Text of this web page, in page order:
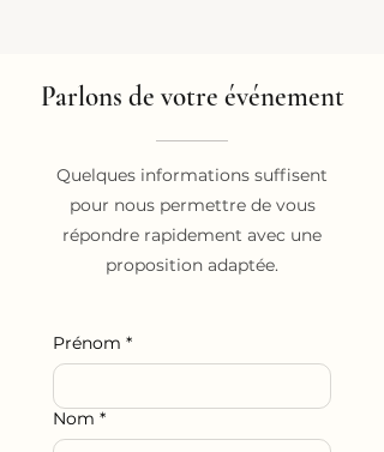
Parlons de votre événement
Quelques informations suffisent
pour nous permettre de vous
répondre rapidement avec une
proposition adaptée.
Prénom *
Nom *